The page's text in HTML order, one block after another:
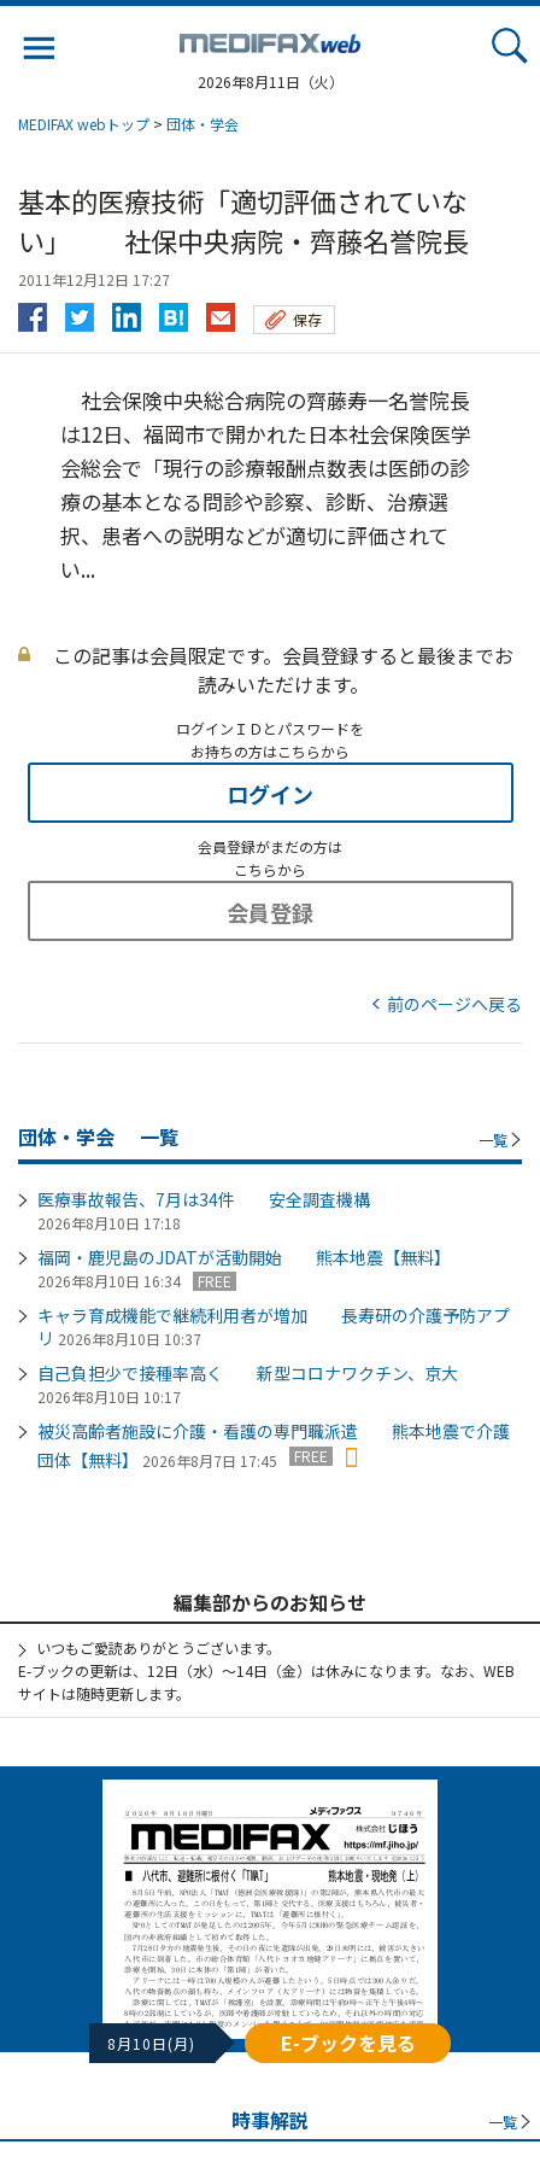
2026年8月11日（火）
MEDIFAX webトップ > 団体・学会
基本的医療技術「適切評価されていな
い」 社保中央病院・齊藤名誉院長
2011年12月12日 17:27
保存
社会保険中央総合病院の齊藤寿一名誉院長
は12日、福岡市で開かれた日本社会保険医学
会総会で「現行の診療報酬点数表は医師の診
療の基本となる問診や診察、診断、治療選
択、患者への説明などが適切に評価されて
い...
この記事は会員限定です。会員登録すると最後までお
読みいただけます。
ログインＩＤとパスワードを
お持ちの方はこちらから
ログイン
会員登録がまだの方は
こちらから
会員登録
前のページへ戻る
団体・学会 一覧 一覧
医療事故報告、7月は34件 安全調査機構
2026年8月10日 17:18
福岡・鹿児島のJDATが活動開始 熊本地震【無料】
2026年8月10日 16:34 FREE
キャラ育成機能で継続利用者が増加 長寿研の介護予防アプ
リ 2026年8月10日 10:37
自己負担少で接種率高く 新型コロナワクチン、京大
2026年8月10日 10:17
被災高齢者施設に介護・看護の専門職派遣 熊本地震で介護
団体【無料】
2026年8月7日 17:45 FREE
編集部からのお知らせ
いつもご愛読ありがとうございます。
E-ブックの更新は、12日（水）～14日（金）は休みになります。なお、WEB
サイトは随時更新します。
8月10日(月) E-ブックを見る
時事解説 一覧